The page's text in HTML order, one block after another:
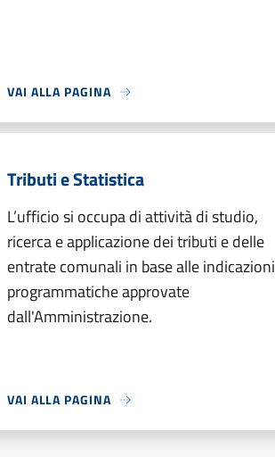
VAI ALLA PAGINA
Tributi e Statistica
L’ufficio si occupa di attività di studio,
ricerca e applicazione dei tributi e delle
entrate comunali in base alle indicazioni
programmatiche approvate
dall'Amministrazione.
VAI ALLA PAGINA